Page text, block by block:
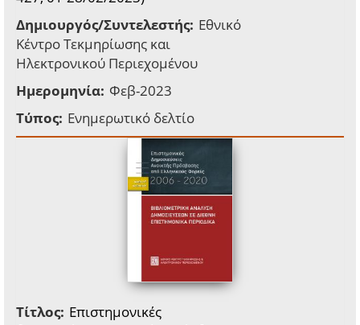
Δημιουργός/Συντελεστής: Εθνικό
Κέντρο Τεκμηρίωσης και
Ηλεκτρονικού Περιεχομένου
Ημερομηνία: Φεβ-2023
Τύπος: Ενημερωτικό δελτίο
Τίτλος: Επιστημονικές